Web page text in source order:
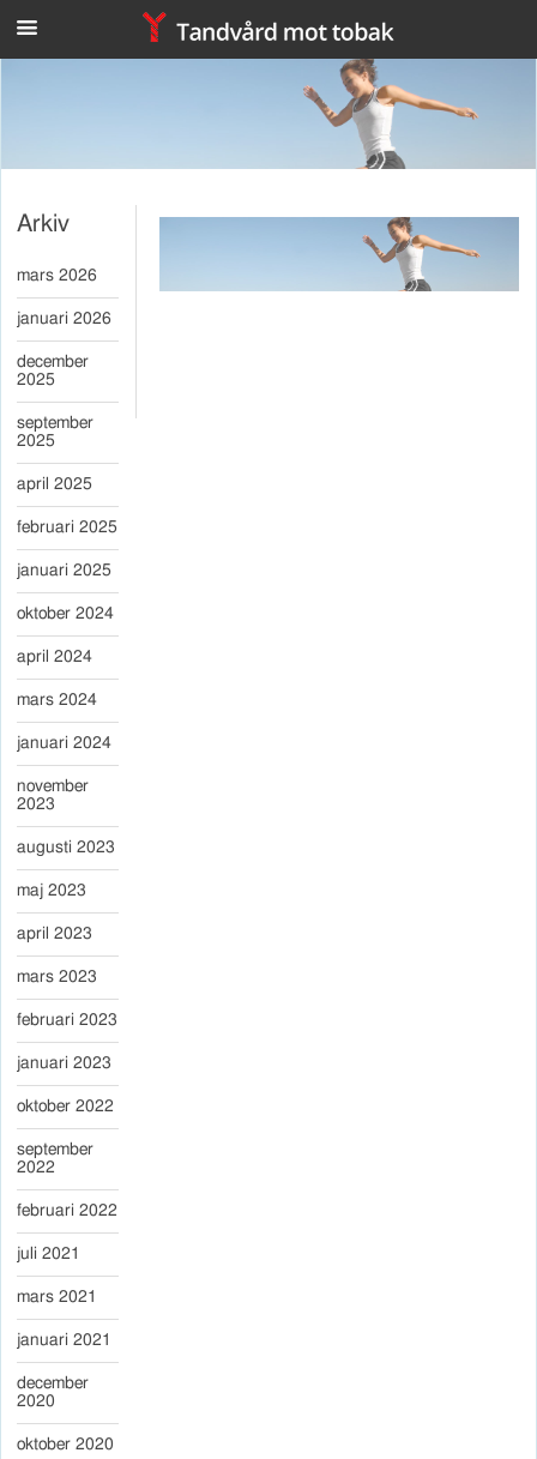
n
Arkiv
mars 2026
januari 2026
december
2025
september
2025
april 2025
februari 2025
januari 2025
oktober 2024
april 2024
mars 2024
januari 2024
november
2023
augusti 2023
maj 2023
april 2023
mars 2023
februari 2023
januari 2023
oktober 2022
september
2022
februari 2022
juli 2021
mars 2021
januari 2021
december
2020
oktober 2020